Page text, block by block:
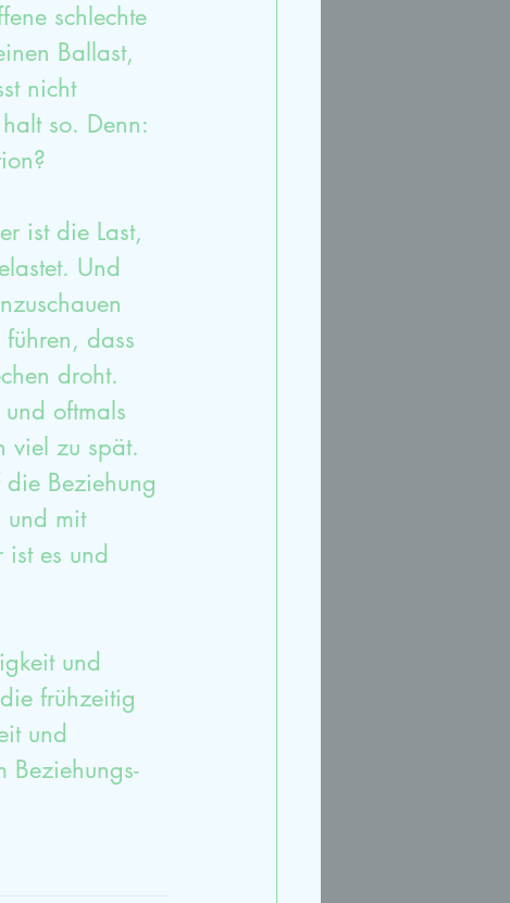
schlechte
Ballast,
nicht
so. Denn:
ist die Last,
Und
dass
droht.
oftmals
viel zu spät.
Beziehung
und mit
es und
und
frühzeitig
und
Beziehungs-